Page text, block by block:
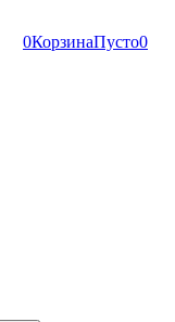
0КорзинаПусто0